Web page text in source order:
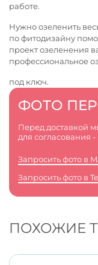
ФОТО
Перед доставкой
для согласования -
Запросить фото в
Запросить фото в
работе.
Нужно озеленить
по фитодизайну
проект озеленения
профессиональное
под ключ.
ПОХОЖИЕ